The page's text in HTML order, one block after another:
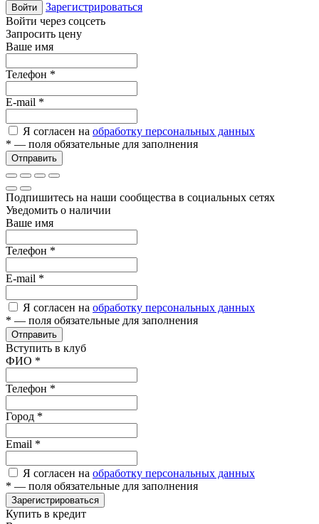
Войти
Зарегистрироваться
Войти через соцсеть
Запросить цену
Ваше имя
Телефон *
E-mail *
Я согласен на обработку персональных данных
* — поля обязательные для заполнения
Отправить
Подпишитесь на наши сообщества в социальных сетях
Уведомить о наличии
Ваше имя
Телефон *
E-mail *
Я согласен на обработку персональных данных
* — поля обязательные для заполнения
Отправить
Вступить в клуб
ФИО *
Телефон *
Город *
Email *
Я согласен на обработку персональных данных
* — поля обязательные для заполнения
Зарегистрироваться
Купить в кредит